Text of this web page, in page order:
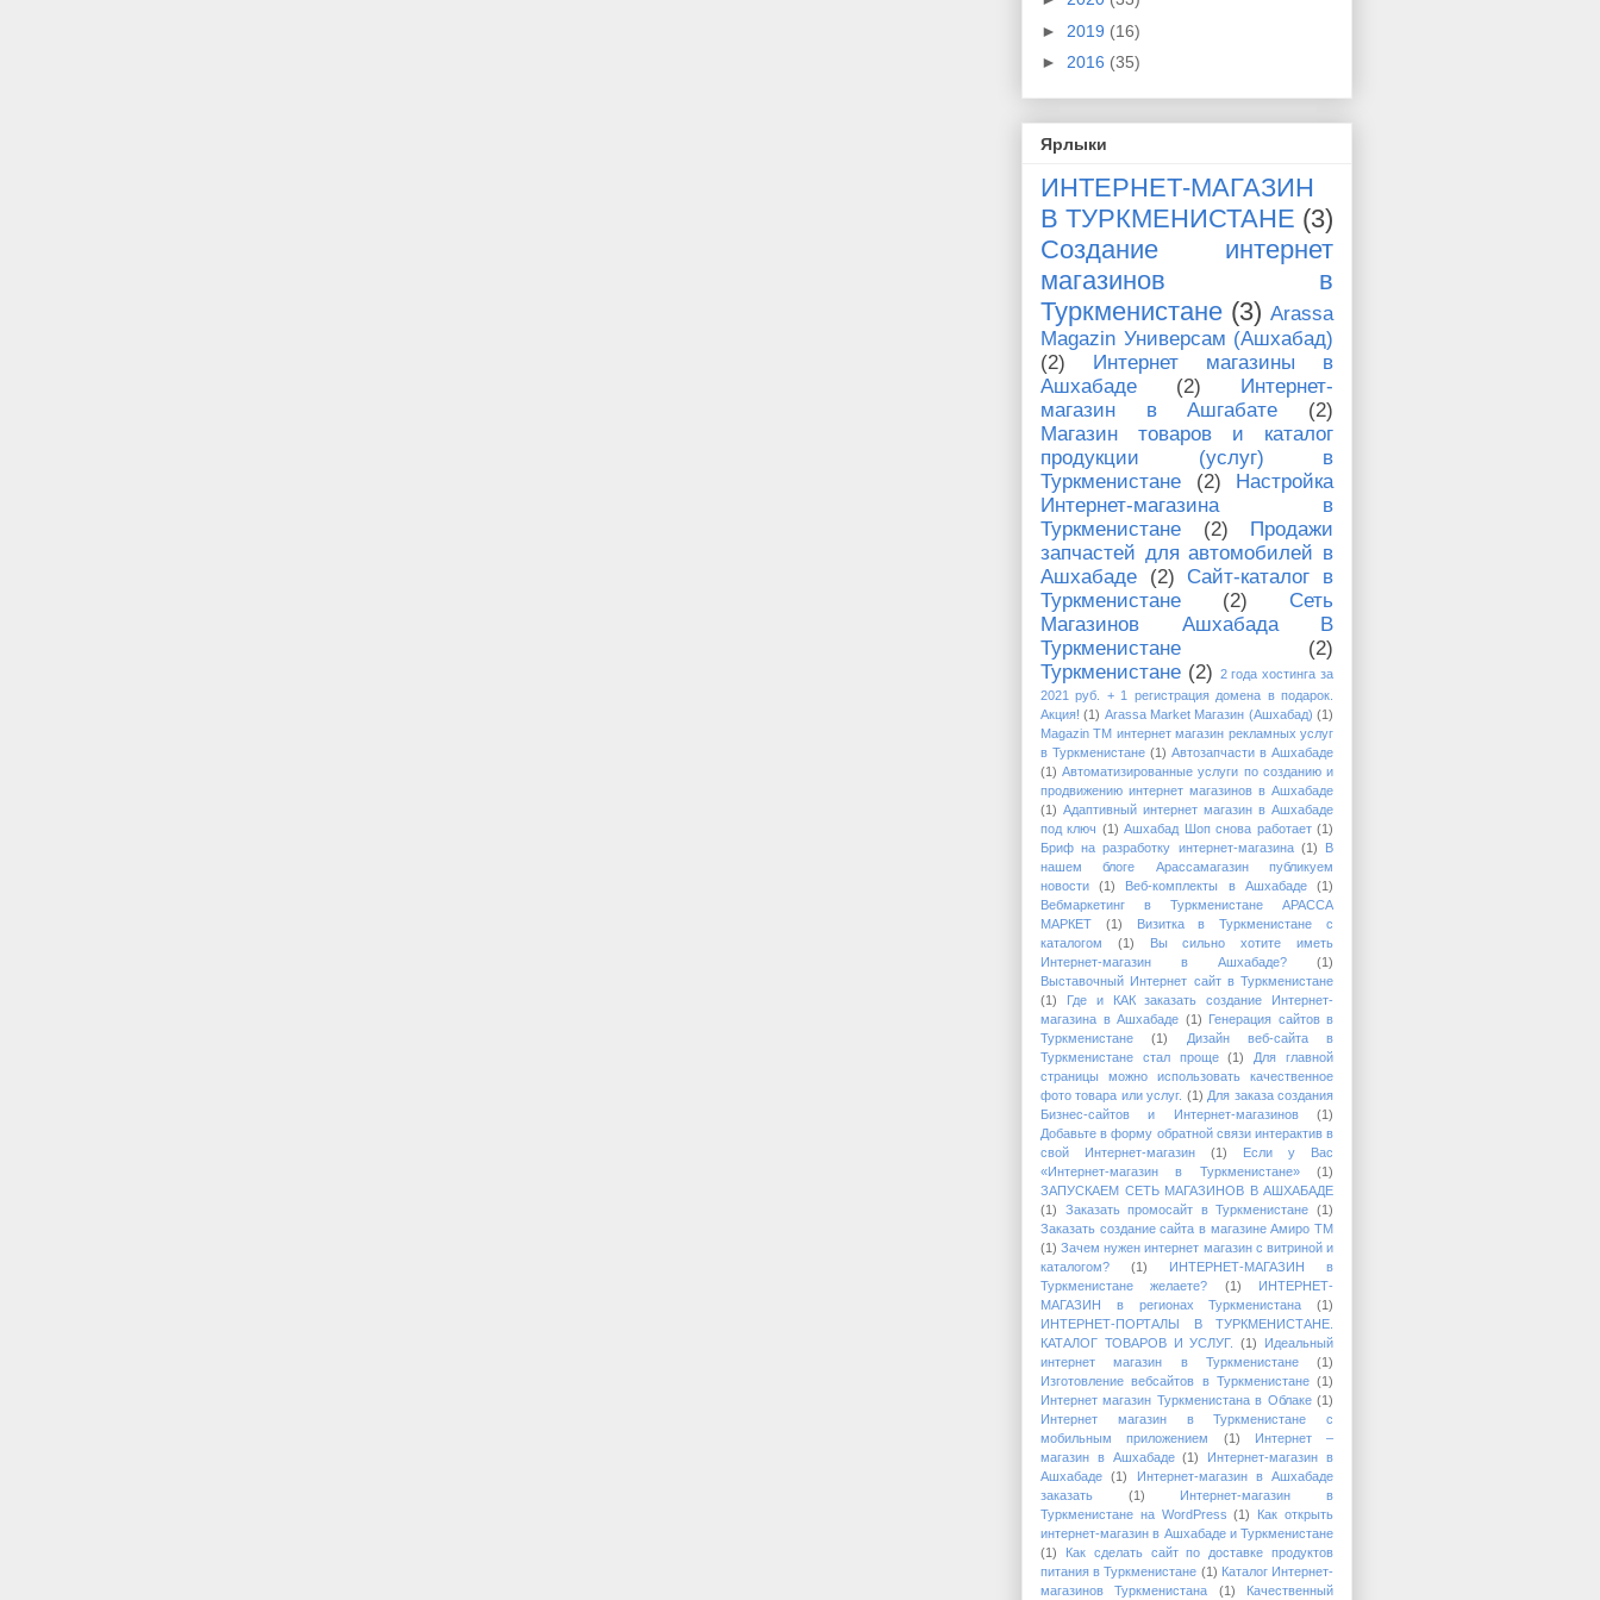
► 2019 (16)
► 2016 (35)
Ярлыки
ИНТЕРНЕТ-МАГАЗИН
В ТУРКМЕНИСТАНЕ (3)
Создание интернет
магазинов в
Туркменистане (3) Arassa
Magazin Универсам (Ашхабад)
(2)
Интернет магазины в
Ашхабаде
(2)
Интернет-
магазин в Ашгабате
(2)
Магазин товаров и каталог
продукции (услуг) в
Туркменистане
(2)
Настройка
Интернет-магазина в
Туркменистане
(2)
Продажи
запчастей для автомобилей в
Ашхабаде
(2)
Сайт-каталог в
Туркменистане
(2)
Сеть
Магазинов Ашхабада В
Туркменистане
(2)
Туркменистане (2) 2 года хостинга за
2021 руб. + 1 регистрация домена в подарок.
Акция! (1) Arassa Market Магазин (Ашхабад) (1)
Magazin TM интернет магазин рекламных услуг
в Туркменистане (1) Автозапчасти в Ашхабаде
(1) Автоматизированные услуги по созданию и
продвижению интернет магазинов в Ашхабаде
(1) Адаптивный интернет магазин в Ашхабаде
под ключ (1) Ашхабад Шоп снова работает (1)
Бриф на разработку интернет-магазина (1)
В
нашем блоге Арассамагазин публикуем
новости
(1) Веб-комплекты в Ашхабаде
(1)
Вебмаркетинг в Туркменистане АРАССА
МАРКЕТ
(1)
Визитка в Туркменистане с
каталогом
(1)
Вы сильно хотите иметь
Интернет-магазин в Ашхабаде?
(1)
Выставочный Интернет сайт в Туркменистане
(1)
Где и КАК заказать создание Интернет-
магазина в Ашхабаде (1) Генерация сайтов в
Туркменистане
(1)
Дизайн веб-сайта в
Туркменистане стал проще
(1)
Для главной
страницы можно использовать качественное
фото товара или услуг. (1) Для заказа создания
Бизнес-сайтов и Интернет-магазинов
(1)
Добавьте в форму обратной связи интерактив в
свой Интернет-магазин
(1)
Если у Вас
«Интернет-магазин в Туркменистане»
(1)
ЗАПУСКАЕМ СЕТЬ МАГАЗИНОВ В АШХАБАДЕ
(1)
Заказать промосайт в Туркменистане (1)
Заказать создание сайта в магазине Амиро ТМ
(1) Зачем нужен интернет магазин с витриной и
каталогом?
(1)
ИНТЕРНЕТ-МАГАЗИН в
Туркменистане желаете?
(1)
ИНТЕРНЕТ-
МАГАЗИН в регионах Туркменистана
(1)
ИНТЕРНЕТ-ПОРТАЛЫ В ТУРКМЕНИСТАНЕ.
КАТАЛОГ ТОВАРОВ И УСЛУГ.
(1)
Идеальный
интернет магазин в Туркменистане
(1)
Изготовление вебсайтов в Туркменистане (1)
Интернет магазин Туркменистана в Облаке (1)
Интернет магазин в Туркменистане с
мобильным приложением
(1)
Интернет –
магазин в Ашхабаде (1)
Интернет-магазин в
Ашхабаде
(1)
Интернет-магазин в Ашхабаде
заказать
(1)
Интернет-магазин в
Туркменистане на WordPress (1)
Как открыть
интернет-магазин в Ашхабаде и Туркменистане
(1)
Как сделать сайт по доставке продуктов
питания в Туркменистане (1) Каталог Интернет-
магазинов Туркменистана
(1) Качественный